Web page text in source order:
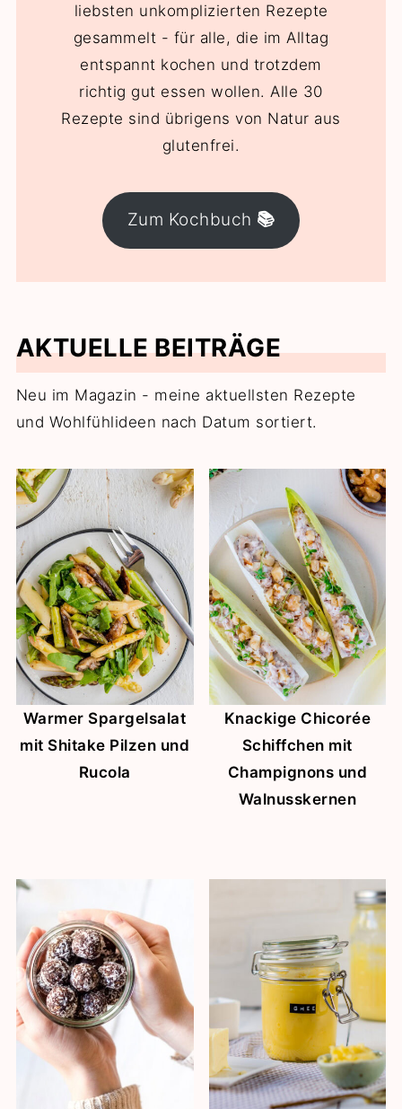
liebsten unkomplizierten Rezepte
gesammelt - für alle, die im Alltag
entspannt kochen und trotzdem
richtig gut essen wollen. Alle 30
Rezepte sind übrigens von Natur aus
glutenfrei.
Zum Kochbuch 📚
AKTUELLE BEITRÄGE
Neu im Magazin - meine aktuellsten Rezepte
und Wohlfühlideen nach Datum sortiert.
Warmer Spargelsalat
mit Shitake Pilzen und
Rucola
Knackige Chicorée
Schiffchen mit
Champignons und
Walnusskernen